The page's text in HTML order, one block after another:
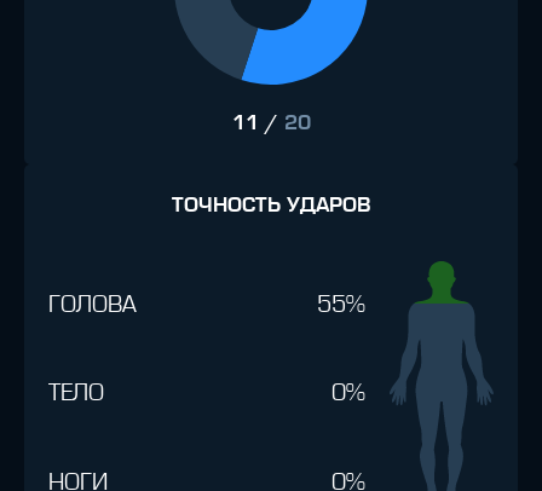
11 / 20
ТОЧНОСТЬ УДАРОВ
ГОЛОВА 55%
ТЕЛО 0%
НОГИ 0%